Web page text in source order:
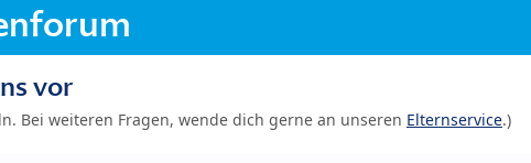
vor
Bei weiteren Fragen, wende dich gerne an unseren Elternservice.)